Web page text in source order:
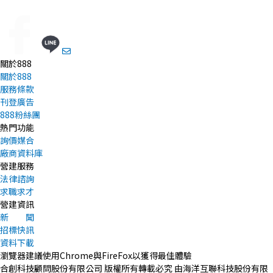
關於888
關於888
服務條款
刊登廣告
888粉絲團
熱門功能
詢價媒合
廠商資料庫
營建服務
法律諮詢
求職求才
營建資訊
新 聞
招標快訊
資料下載
瀏覽器建議使用Chrome與FireFox以獲得最佳體驗
合創科技顧問股份有限公司 版權所有轉載必究 由海洋互聯科技股份有限